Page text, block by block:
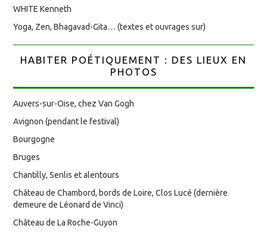
WHITE Kenneth
Yoga, Zen, Bhagavad-Gita… (textes et ouvrages sur)
HABITER POÉTIQUEMENT : DES LIEUX EN
PHOTOS
Auvers-sur-Oise, chez Van Gogh
Avignon (pendant le festival)
Bourgogne
Bruges
Chantilly, Senlis et alentours
Château de Chambord, bords de Loire, Clos Lucé (dernière
demeure de Léonard de Vinci)
Château de La Roche-Guyon